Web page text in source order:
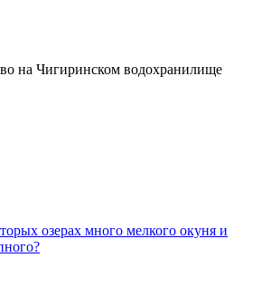
озерах много мелкого окуня и